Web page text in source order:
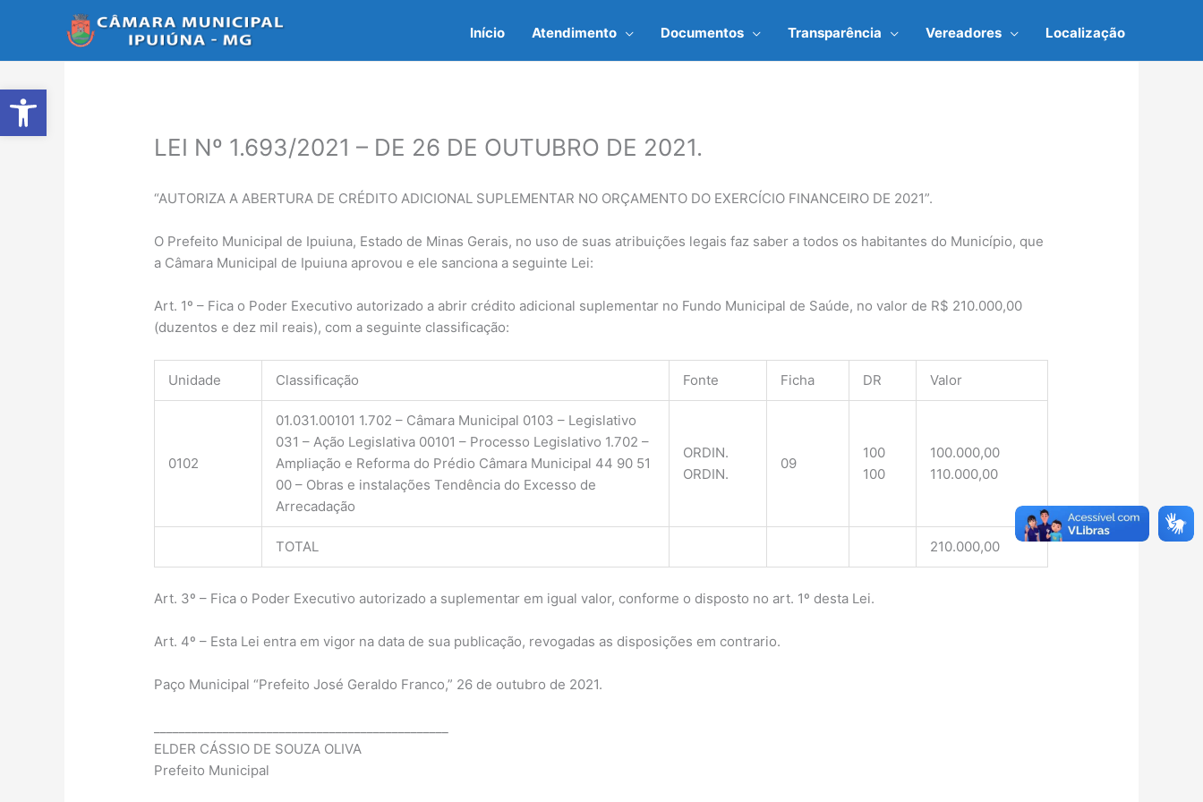
Abrir a barra de ferramentas
Início Atendimento Documentos Transparência Vereadores Localização
LEI Nº 1.693/2021 – DE 26 DE OUTUBRO DE 2021.
“AUTORIZA A ABERTURA DE CRÉDITO ADICIONAL SUPLEMENTAR NO ORÇAMENTO DO EXERCÍCIO FINANCEIRO DE 2021”.
O Prefeito Municipal de Ipuiuna, Estado de Minas Gerais, no uso de suas atribuições legais faz saber a todos os habitantes do Município, que
a Câmara Municipal de Ipuiuna aprovou e ele sanciona a seguinte Lei:
Art. 1º – Fica o Poder Executivo autorizado a abrir crédito adicional suplementar no Fundo Municipal de Saúde, no valor de R$ 210.000,00
(duzentos e dez mil reais), com a seguinte classificação:
Unidade Classificação Fonte Ficha DR Valor
0102
01.031.00101 1.702 – Câmara Municipal 0103 – Legislativo
031 – Ação Legislativa 00101 – Processo Legislativo 1.702 –
Ampliação e Reforma do Prédio Câmara Municipal 44 90 51
00 – Obras e instalações Tendência do Excesso de
Arrecadação
ORDIN.
ORDIN.
09
100
100
100.000,00
110.000,00
TOTAL 210.000,00
Art. 3º – Fica o Poder Executivo autorizado a suplementar em igual valor, conforme o disposto no art. 1º desta Lei.
Art. 4º – Esta Lei entra em vigor na data de sua publicação, revogadas as disposições em contrario.
Paço Municipal “Prefeito José Geraldo Franco,” 26 de outubro de 2021.
ELDER CÁSSIO DE SOUZA OLIVA
Prefeito Municipal